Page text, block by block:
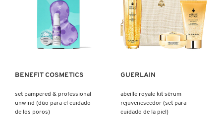
Ver más
BENEFIT COSMETICS
set pampered & professional
unwind (dúo para el cuidado
de los poros)
Ver más
GUERLAIN
abeille royale kit sérum
rejuvenescedor (set para
cuidado de la piel)